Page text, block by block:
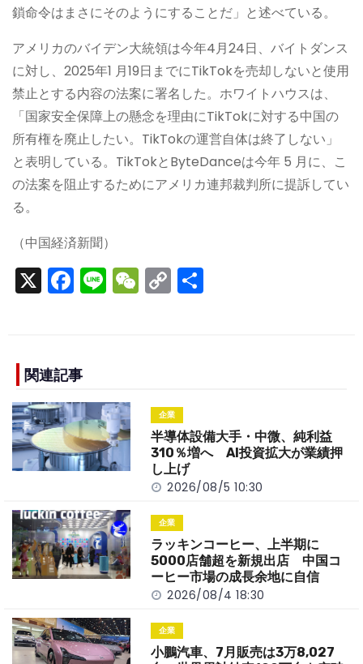
鎖命令はまさにそのようにすることだ」と述べている。
アメリカのバイデン大統領は今年4月24日、バイトダンス
に対し、2025年1 月19日までにTikTokを売却しないと使用
禁止とする内容の法案に署名した。ホワイトハウスは、
「国家安全保障上の懸念を理由にTikTokに対する中国の
所有権を廃止したい。TikTokの運営自体は終了しない」
と表明している。TikTokとByteDanceは今年 5 月に、こ
の法案を阻止するためにアメリカ連邦裁判所に提訴してい
る。
（中国経済新聞）
X F
a
e
b
o
o
k
Li
n
W
e
C
o
n
k
関連記事
企業
半導体設備大手・中微、純利益
310％増へ AI投資拡大が業績押
し上げ
2026/08/5 10:30
企業
ラッキンコーヒー、上半期に
5000店舗超を新規出店 中国コ
ーヒー市場の成長余地に自信
2026/08/4 18:30
企業
小鵬汽車、7月販売は3万8,027